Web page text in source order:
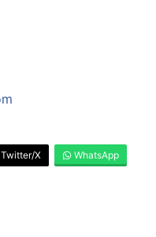
Twitter/X WhatsApp